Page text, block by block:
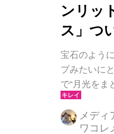
せ唇”へと導
を外したと
ップのノリ
ている方に
ンリッ
ス」つ
宝石のよう
プみたいに
で“月光をま
る新作グロ
ドCathy
登場します
メディ
ワコレ